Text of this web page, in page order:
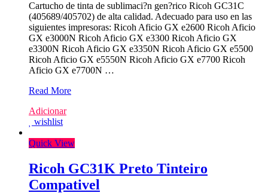
Cartucho de tinta de sublimaci?n gen?rico Ricoh GC31C
(405689/405702) de alta calidad. Adecuado para uso en las
siguientes impresoras: Ricoh Aficio GX e2600 Ricoh Aficio
GX e3000N Ricoh Aficio GX e3300 Ricoh Aficio GX
e3300N Ricoh Aficio GX e3350N Ricoh Aficio GX e5500
Ricoh Aficio GX e5550N Ricoh Aficio GX e7700 Ricoh
Aficio GX e7700N …
Ricoh
Azul
Tinteiro
o
Read More
Adicionar
wishlist
Quick View
Ricoh GC31K Preto Tinteiro
Compativel